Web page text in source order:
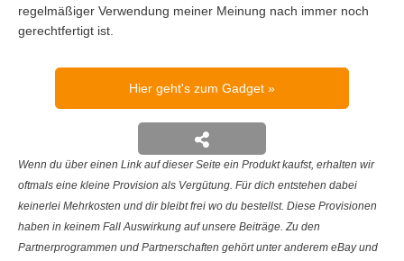
regelmäßiger Verwendung meiner Meinung nach immer noch
gerechtfertigt ist.
Hier geht's zum Gadget
Wenn du über einen Link auf dieser Seite ein Produkt kaufst, erhalten wir
oftmals eine kleine Provision als Vergütung. Für dich entstehen dabei
keinerlei Mehrkosten und dir bleibt frei wo du bestellst. Diese Provisionen
haben in keinem Fall Auswirkung auf unsere Beiträge. Zu den
Partnerprogrammen und Partnerschaften gehört unter anderem eBay und